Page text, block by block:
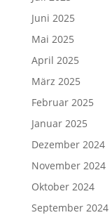
Juni 2025
Mai 2025
April 2025
März 2025
Februar 2025
Januar 2025
Dezember 2024
November 2024
Oktober 2024
September 2024